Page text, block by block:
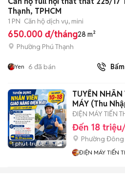
Thạnh, TPHCM
1 PN Căn hộ dịch vụ, mini
650.000 đ/tháng28 m²
Phường Phú Thạnh
Yen 6 đã bán
1 phút trước 1
TUYỂN
MÁY (Thu
ĐIỆN MÁY TIẾN
Đến 18
Phường Đông
ĐIỆN MÁY TIẾN